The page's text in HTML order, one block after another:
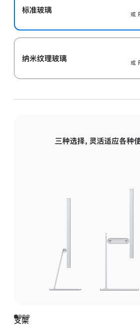
标准玻璃
或
纳米纹理玻璃
或
三种选择，灵活适应各种
支架